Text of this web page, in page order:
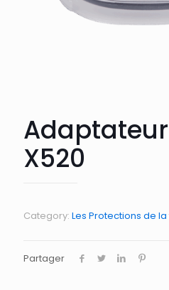
X520
Category: Les Protections de
Partager